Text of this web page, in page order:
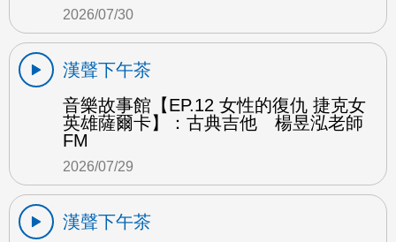
2026/07/30
漢聲下午茶
音樂故事館【EP.12 女性的復仇 捷克女
英雄薩爾卡】：古典吉他 楊昱泓老師
FM
2026/07/29
漢聲下午茶